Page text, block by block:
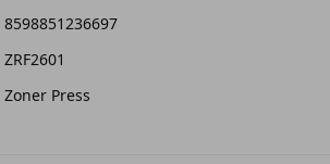
8598851236697
ZRF2601
Zoner Press